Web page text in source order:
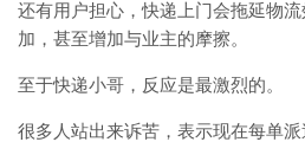
还有用户担心，快递上门会拖延物
加，甚至增加与业主的摩擦。
至于快递小哥，反应是最激烈的。
很多人站出来诉苦，表示现在每单